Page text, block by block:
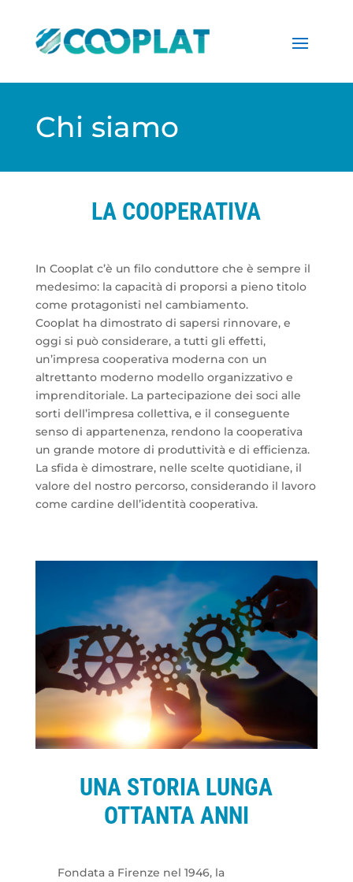
Chi siamo
LA COOPERATIVA
In Cooplat c’è un filo conduttore che è sempre il
medesimo: la capacità di proporsi a pieno titolo
come protagonisti nel cambiamento.
Cooplat ha dimostrato di sapersi rinnovare, e
oggi si può considerare, a tutti gli effetti,
un’impresa cooperativa moderna con un
altrettanto moderno modello organizzativo e
imprenditoriale. La partecipazione dei soci alle
sorti dell’impresa collettiva, e il conseguente
senso di appartenenza, rendono la cooperativa
un grande motore di produttività e di efficienza.
La sfida è dimostrare, nelle scelte quotidiane, il
valore del nostro percorso, considerando il lavoro
come cardine dell’identità cooperativa.
UNA STORIA LUNGA
OTTANTA ANNI
Fondata a Firenze nel 1946, la